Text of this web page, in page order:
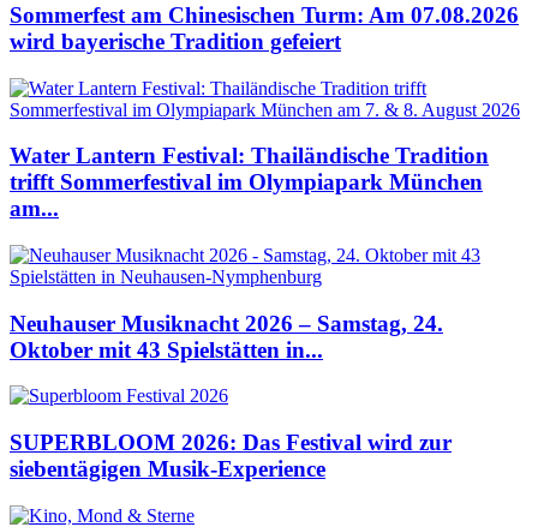
Sommerfest am Chinesischen Turm: Am 07.08.2026
wird bayerische Tradition gefeiert
Water Lantern Festival: Thailändische Tradition
trifft Sommerfestival im Olympiapark München
am...
Neuhauser Musiknacht 2026 – Samstag, 24.
Oktober mit 43 Spielstätten in...
SUPERBLOOM 2026: Das Festival wird zur
siebentägigen Musik-Experience